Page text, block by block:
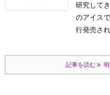
研究して
のアイス
行発売さ
記事を読む